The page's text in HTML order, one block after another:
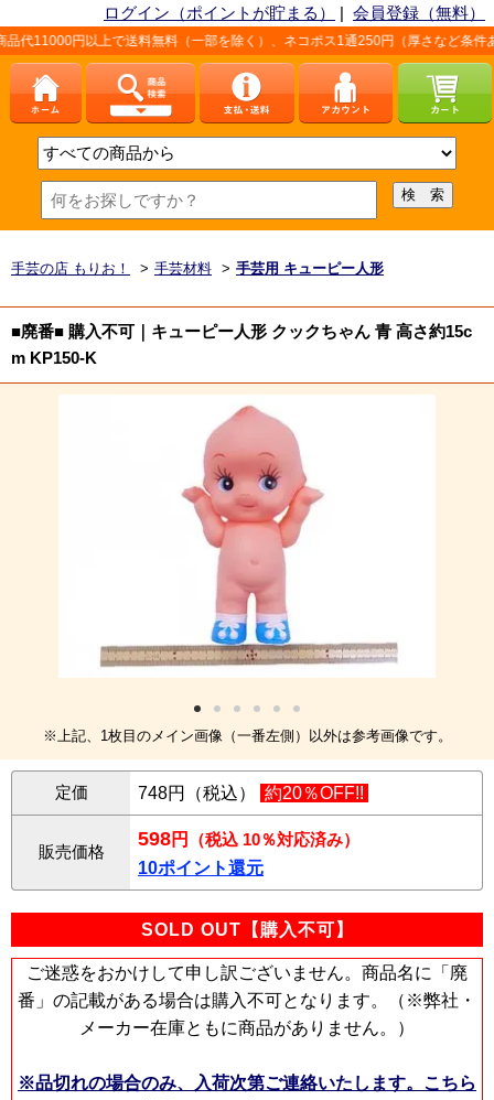
ログイン（ポイントが貯まる） | 会員登録（無料）
で送料無料（一部を除く）、ネコポス1通250円（厚さなど条件あり）。詳しく
手芸の店 もりお！ > 手芸材料 > 手芸用 キューピー人形
■廃番■ 購入不可｜キューピー人形 クックちゃん 青 高さ約15c
m KP150-K
※上記、1枚目のメイン画像（一番左側）以外は参考画像です。
定価 748円（税込） 約20％OFF!!
販売価格
598円
（税込 10％対応済み）
10ポイント還元
SOLD OUT【購入不可】
ご迷惑をおかけして申し訳ございません。商品名に「廃
番」の記載がある場合は購入不可となります。（※弊社・
メーカー在庫ともに商品がありません。）
※品切れの場合のみ、入荷次第ご連絡いたします。こちら